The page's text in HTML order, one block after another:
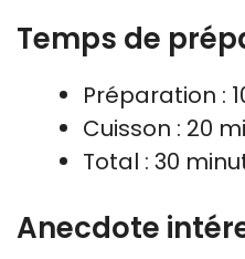
Temps de
Préparation :
Cuisson : 20
Total : 30
Anecdote